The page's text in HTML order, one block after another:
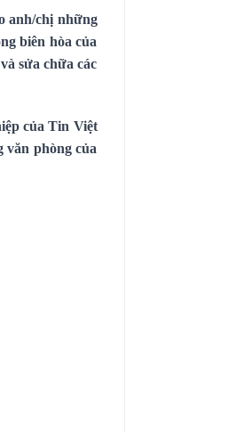
anh/chị những
biên hòa của
sửa chữa các
của Tin Việt
văn phòng của